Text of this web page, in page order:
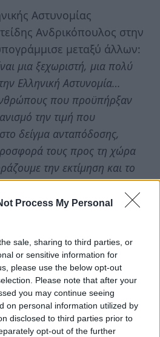
Process My Personal
sale, sharing to third parties, or
or sensitive information for
please use the below opt-out
Please note that after your
you may continue seeing
on personal information utilized by
disclosed to third parties prior to
opt-out of the further
Αστυνομίας
Ανδρικόπουλος στην
μεταξύ άλλων:
μια ξεχωριστή, μια πολύ
Ελληνική Αστυνομία…
που προϋπήρξαν
την τιμή που
δείγμα ανταπόδοσης,
τους προς τη χώρα
την εκτίμηση και το
την προσπάθεια και τις
όμως, κατανοούμε και
την ευθύνη και την
να συνεχίσουμε το έργο
τις παρακαταθήκες που μας
μια ακόμη καλύτερη
Αστυνομία και κατ’
και ασφαλέστερο μέλλον για
γενιές.Τιμώντας